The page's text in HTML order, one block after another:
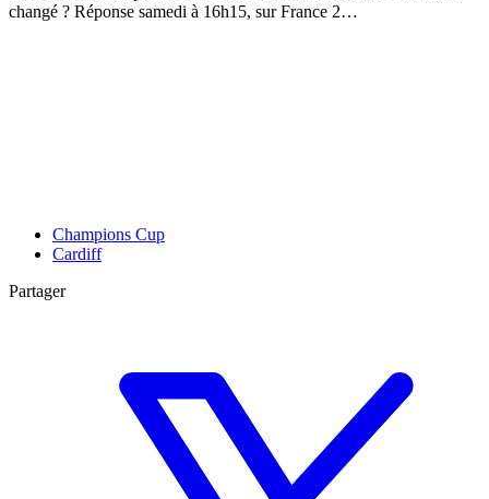
changé ? Réponse samedi à 16h15, sur France 2…
Champions Cup
Cardiff
Partager